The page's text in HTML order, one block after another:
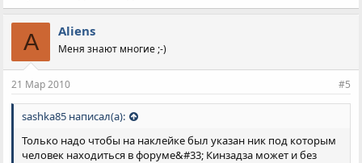
A Aliens
Меня знают многие ;-)
21 Мар 2010 #5
sashka85 написал(а):
Только надо чтобы на наклейке был указан ник под которым
человек находиться в форуме&#33; Кинзадза может и без